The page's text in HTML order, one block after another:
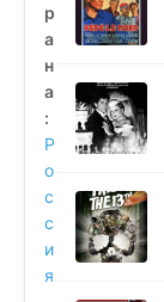
р
а
н
а
:
Р
о
с
с
и
я